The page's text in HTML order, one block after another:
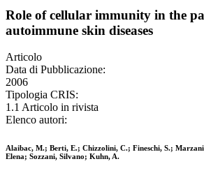
Role of cellular immunity in the
autoimmune skin diseases
Articolo
Data di Pubblicazione:
2006
Tipologia CRIS:
1.1 Articolo in rivista
Elenco autori:
Alaibac, M.; Berti, E.; Chizzolini, C.; Fineschi, S.;
Elena; Sozzani, Silvano; Kuhn, A.